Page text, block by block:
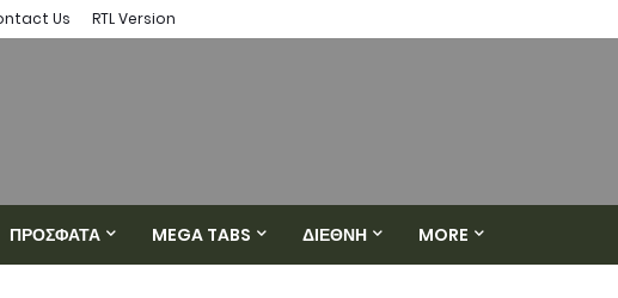
Us RTL Version
ΠΡΟΣΦΑΤΑ MEGA TABS ΔΙΕΘΝΗ MORE